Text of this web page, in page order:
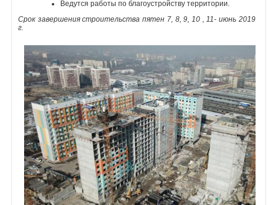
Объявления
Кабинет
Ведутся работы по благоустройству территории.
Срок завершения строительства пятен 7, 8, 9, 10 , 11- июнь 2019
г.